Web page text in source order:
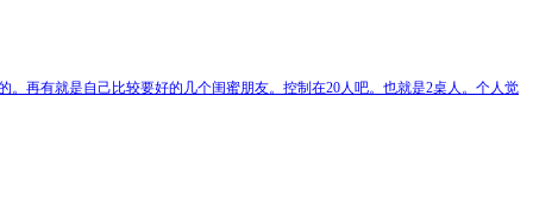
再有就是自己比较要好的几个闺蜜朋友。控制在20人吧。也就是2桌人。个人觉